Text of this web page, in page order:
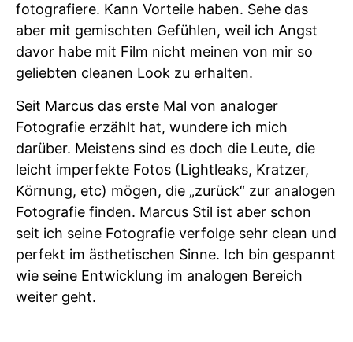
fotografiere. Kann Vorteile haben. Sehe das
aber mit gemischten Gefühlen, weil ich Angst
davor habe mit Film nicht meinen von mir so
geliebten cleanen Look zu erhalten.
Seit Marcus das erste Mal von analoger
Fotografie erzählt hat, wundere ich mich
darüber. Meistens sind es doch die Leute, die
leicht imperfekte Fotos (Lightleaks, Kratzer,
Körnung, etc) mögen, die „zurück“ zur analogen
Fotografie finden. Marcus Stil ist aber schon
seit ich seine Fotografie verfolge sehr clean und
perfekt im ästhetischen Sinne. Ich bin gespannt
wie seine Entwicklung im analogen Bereich
weiter geht.